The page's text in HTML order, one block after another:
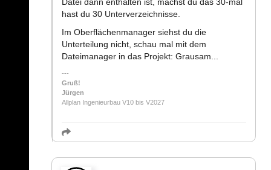
Datei dann enthalten ist, machst du das 30-mal
hast du 30 Unterverzeichnisse.
Im Oberflächenmanager siehst du die
Unterteilung nicht, schau mal mit dem
Dateimanager in das Projekt: Grausam...
Gruß!
Jürgen
Allplan Ingenieurbau V10 bis V2027